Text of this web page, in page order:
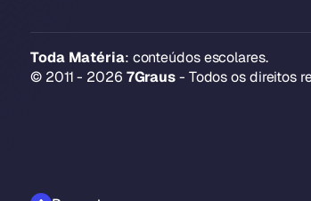
Toda Matéria: conteúdos escolares.
© 2011 - 2026 7Graus- Todos os direitos